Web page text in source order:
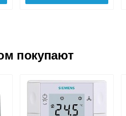
Конвектор
решеткой
GRILL.SGA-20-
4000 brown
Конвектор
покупают